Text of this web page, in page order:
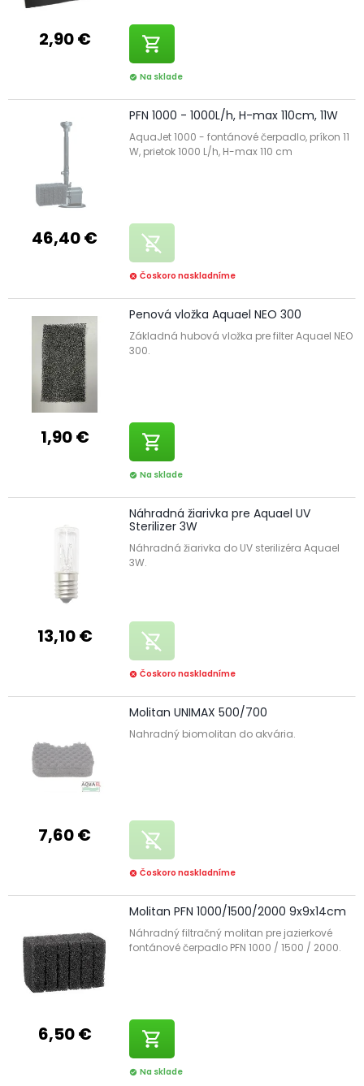
2,90 € shopping_cart
check_circle Na sklade
46,40 €
PFN 1000 - 1000L/h, H-max 110cm, 11W
AquaJet 1000 - fontánové čerpadlo, príkon 11
W, prietok 1000 L/h, H-max 110 cm
remove_shopping_cart
cancel Čoskoro naskladníme
1,90 €
Penová vložka Aquael NEO 300
Základná hubová vložka pre filter Aquael NEO
300.
shopping_cart
check_circle Na sklade
13,10 €
Náhradná žiarivka pre Aquael UV
Sterilizer 3W
Náhradná žiarivka do UV sterilizéra Aquael
3W.
remove_shopping_cart
cancel Čoskoro naskladníme
7,60 €
Molitan UNIMAX 500/700
Nahradný biomolitan do akvária.
remove_shopping_cart
cancel Čoskoro naskladníme
6,50 €
Molitan PFN 1000/1500/2000 9x9x14cm
Náhradný filtračný molitan pre jazierkové
fontánové čerpadlo PFN 1000 / 1500 / 2000.
shopping_cart
check_circle Na sklade